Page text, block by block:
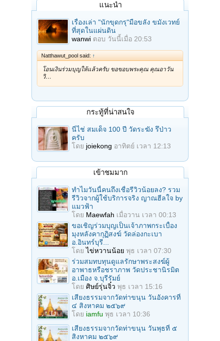
แนะนำ
เรื่องเล่า "นักขุดกรุ"มือขลัง ขมังเวทย์
ที่สุดในแผ่นดิน
wanwi ตอบ วันนี้เมื่อ 20:53
Natthawut_pool said: ↑
โอนเงินร่วมบุญให้แล้วครับ ขอขอบพระคุณ คุณอาวัน
วิ…
กระทู้ที่น่าสนใจ
นี่ไช่ สมเด็จ 100 ปี วัดระฆัง รึป่าว
ครับ
โดย joiekong อาทิตย์ เวลา 12:13
เข้าชมมาก
ทำไมวันนี้คนถึงเชื่อรีวิวน้อยลง? รวม
รีวิวจากผู้ใช้บริการจริง ญาณฮีลใจ by
แมวฟ้า
โดย Maewfah เมื่อวาน เวลา 00:13
ขอเชิญร่วมบุญเป็นเจ้าภาพกระเบื้อง
มุงหลังคากุฏิสงฆ์ วัดล่องกะเบา
อ.อินทร์บุรี...
โดยไข่หวานน้อย พุธ เวลา 07:30
ร่วมสมทบทุนดูแลรักษาพระสงฆ์ผู้
อาพาธหรือชราภาพ วัดประชานิรมิต
อ.เมือง จ.บุรีรัมย์
โดย ศิษย์รุ่นจิ๋ว พุธ เวลา 15:16
เสียงธรรมจากวัดท่าขนุน วันอังคารที่
๔ สิงหาคม ๒๕๖๙
โดย iamfu พุธ เวลา 10:36
เสียงธรรมจากวัดท่าขนุน วันพุธที่ ๕
สิงหาคม ๒๕๖๙